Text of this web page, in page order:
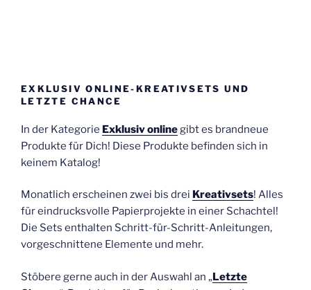
EXKLUSIV ONLINE-KREATIVSETS UND
LETZTE CHANCE
In der Kategorie Exklusiv onlinegibt es brandneue
Produkte für Dich! Diese Produkte befinden sich in
keinem Katalog!
Monatlich erscheinen zwei bis drei Kreativsets! Alles
für eindrucksvolle Papierprojekte in einer Schachtel!
Die Sets enthalten Schritt-für-Schritt-Anleitungen,
vorgeschnittene Elemente und mehr.
Stöbere gerne auch in der Auswahl an „Letzte